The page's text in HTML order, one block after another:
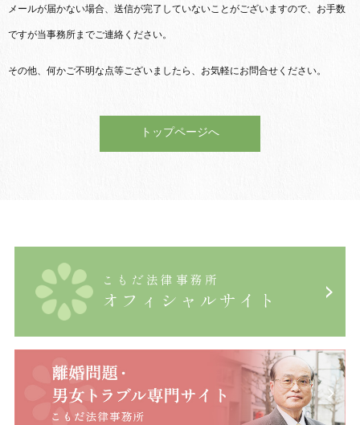
メールが届かない場合、送信が完了していないことがございますので、お手数
ですが当事務所までご連絡ください。
その他、何かご不明な点等ございましたら、お気軽にお問合せください。
トップページへ
こもだ法律事務所
オフィシャルサイト